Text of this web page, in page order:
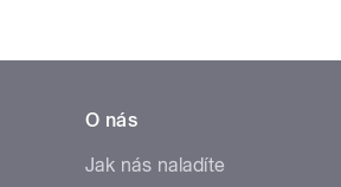
O nás
Jak nás naladíte